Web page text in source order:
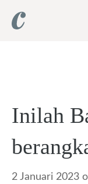
Inilah
2 Januari 2023